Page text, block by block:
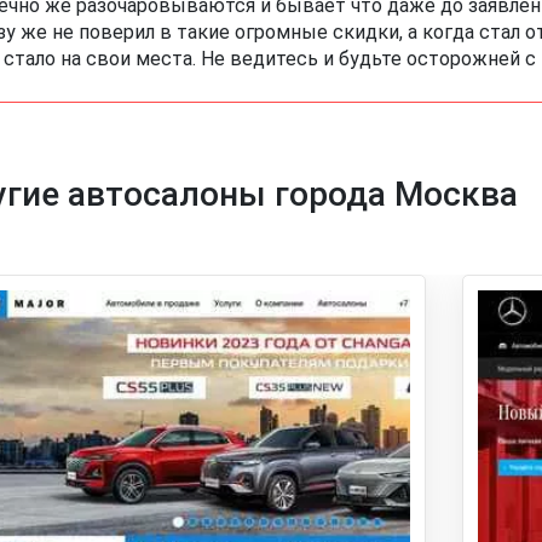
же разочаровываются и бывает что даже до
же не поверил в такие огромные скидки, а когда стал
стало на свои места. Не ведитесь и будьте осторожней
автосалоны города Москва